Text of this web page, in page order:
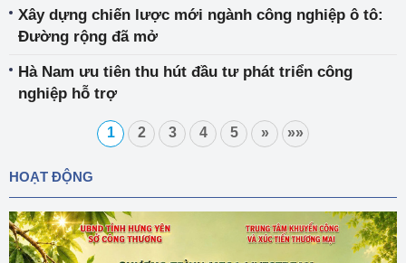
Xây dựng chiến lược mới ngành công nghiệp ô tô:
Đường rộng đã mở
Hà Nam ưu tiên thu hút đầu tư phát triển công
nghiệp hỗ trợ
1 2 3 4 5 » »»
HOẠT ĐỘNG